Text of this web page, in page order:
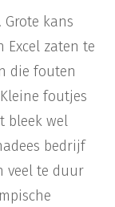
kans
Excel zaten te
die fouten
foutjes
bleek wel
bedrijf
veel te duur